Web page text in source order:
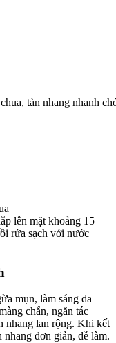
tàn nhang nhanh
lên mặt khoảng 15
rửa sạch với nước
mụn, làm sáng da
chắn, ngăn tác
nhang lan rộng. Khi kết
nhang đơn giản, dễ làm.